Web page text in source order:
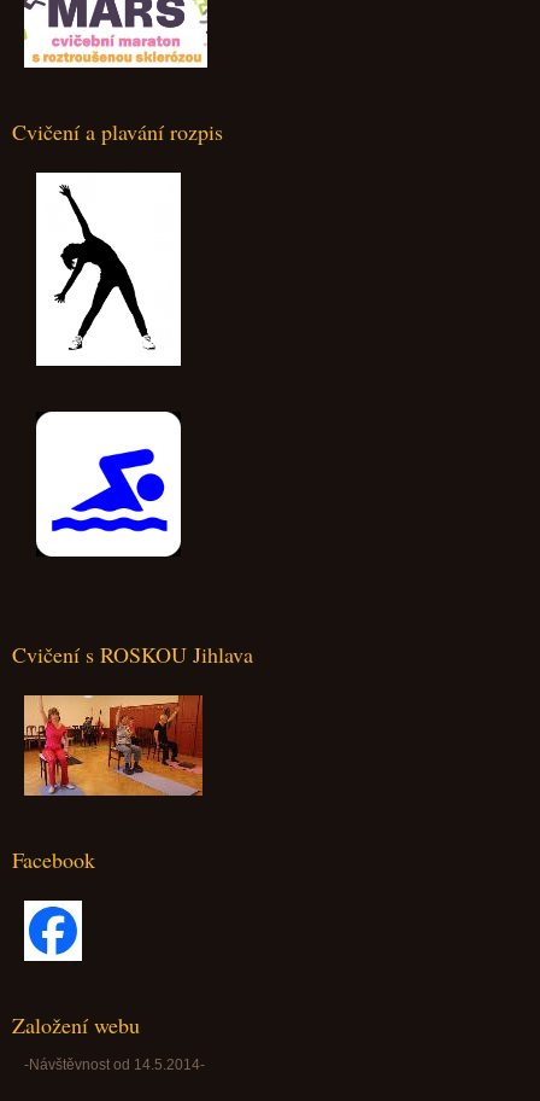
Cvičení a plavání rozpis
Cvičení s ROSKOU Jihlava
Facebook
Založení webu
-Návštěvnost od 14.5.2014-